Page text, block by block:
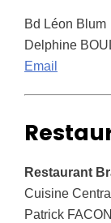
Bd Léon Blum
Delphine
Email
Restaurant
Cuisine
Patrick